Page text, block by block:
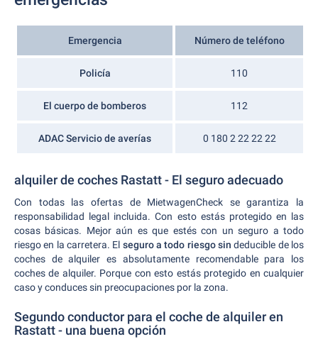
Emergencia Número de teléfono
Policía 110
El cuerpo de bomberos 112
ADAC Servicio de averías 0 180 2 22 22 22
alquiler de coches Rastatt - El seguro adecuado
Con todas las ofertas de MietwagenCheck se garantiza la
responsabilidad legal incluida. Con esto estás protegido en las
cosas básicas. Mejor aún es que estés con un seguro a todo
riesgo en la carretera. El seguro a todo riesgo sin deducible de los
coches de alquiler es absolutamente recomendable para los
coches de alquiler. Porque con esto estás protegido en cualquier
caso y conduces sin preocupaciones por la zona.
Segundo conductor para el coche de alquiler en
Rastatt - una buena opción